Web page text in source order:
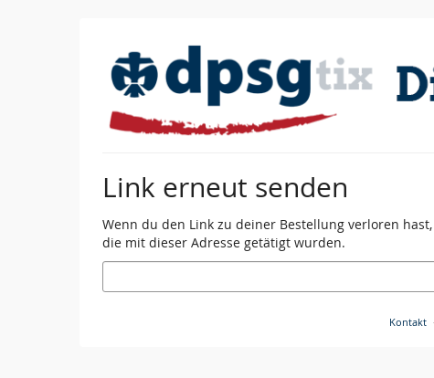
Link erneut senden
Wenn du den Link zu deiner Bestellung verloren
die mit dieser Adresse getätigt wurden.
E-
Mail
Kontakt